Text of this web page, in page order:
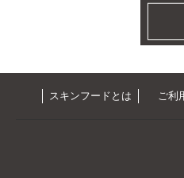
スキンフードとは ご利